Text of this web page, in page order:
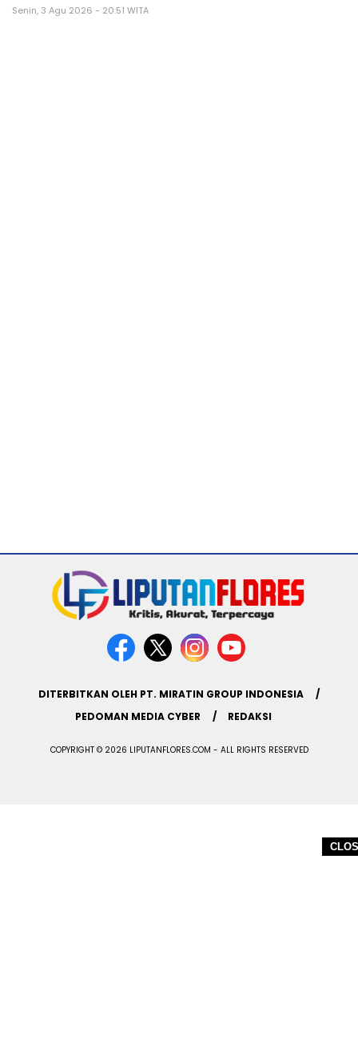
Senin, 3 Agu 2026 - 20:51 WITA
DITERBITKAN OLEH PT. MIRATIN GROUP INDONESIA
PEDOMAN MEDIA CYBER
REDAKSI
COPYRIGHT © 2026 LIPUTANFLORES.COM - ALL RIGHTS RESERVED